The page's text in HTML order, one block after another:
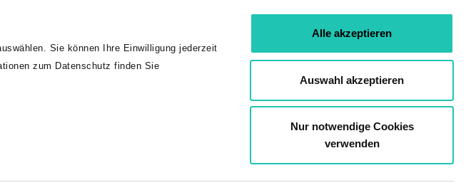
Sie können Ihre Einwilligung jederzeit
zum Datenschutz finden Sie
Alle akzeptieren
Auswahl akzeptieren
Nur notwendige Cookies
verwenden
Ulbing